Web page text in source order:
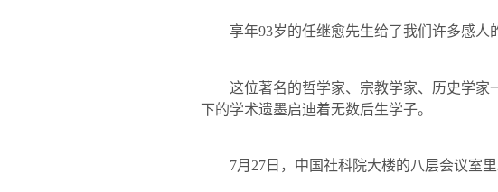
享年93岁的任继愈先生给了我们许多感人
这位著名的哲学家、宗教学家、历史学家
下的学术遗墨启迪着无数后生学子。
7月 27 日 ，中国社科院大楼的八层会议室